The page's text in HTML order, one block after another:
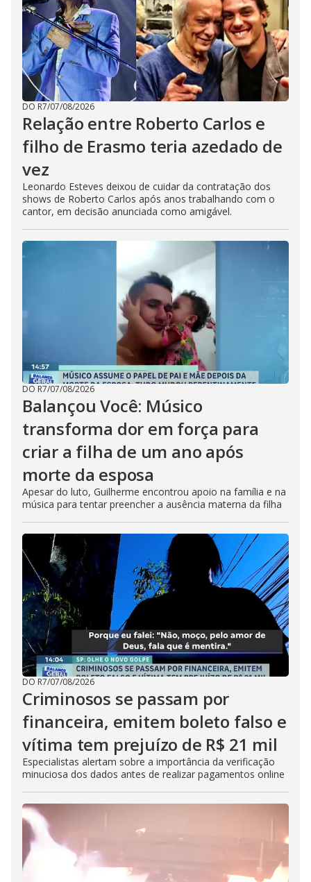
DO R7/07/08/2026
Relação entre Roberto Carlos e
filho de Erasmo teria azedado de
vez
Leonardo Esteves deixou de cuidar da contratação dos
shows de Roberto Carlos após anos trabalhando com o
cantor, em decisão anunciada como amigável.
DO R7/07/08/2026
Balançou Você: Músico
transforma dor em força para
criar a filha de um ano após
morte da esposa
Apesar do luto, Guilherme encontrou apoio na família e na
música para tentar preencher a ausência materna da filha
DO R7/07/08/2026
Criminosos se passam por
financeira, emitem boleto falso e
vítima tem prejuízo de R$ 21 mil
Especialistas alertam sobre a importância da verificação
minuciosa dos dados antes de realizar pagamentos online